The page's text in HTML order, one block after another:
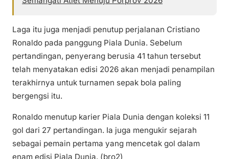
Laga itu juga menjadi penutup perjalanan Cristiano
Ronaldo pada panggung Piala Dunia. Sebelum
pertandingan, penyerang berusia 41 tahun tersebut
telah menyatakan edisi 2026 akan menjadi penampilan
terakhirnya untuk turnamen sepak bola paling
bergengsi itu.
Ronaldo menutup karier Piala Dunia dengan koleksi 11
gol dari 27 pertandingan. Ia juga mengukir sejarah
sebagai pemain pertama yang mencetak gol dalam
enam edisi Piala Dunia. (bro2)